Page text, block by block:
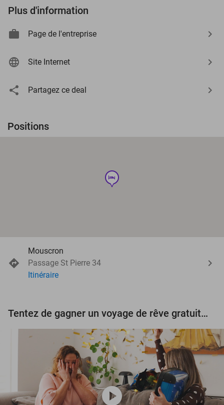
Plus d'information
Page de l'entreprise
Site Internet
Partagez ce deal
Positions
hotel
Mouscron
Passage St Pierre 34
Itinéraire
Tentez de gagner un voyage de rêve gratuit d'une valeur de 3.000 € !
play_circle